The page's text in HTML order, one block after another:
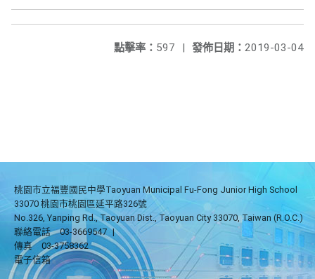
發佈日期： 2019-03-04
點擊率： 597 |
桃園市立福豐國民中學Taoyuan Municipal Fu-Fong Junior High School
33070 桃園市桃園區延平路326號
No.326, Yanping Rd., Taoyuan Dist., Taoyuan City 33070, Taiwan (R.O.C.)
聯絡電話
03-3669547 |
傳真
03-3758362
電子信箱